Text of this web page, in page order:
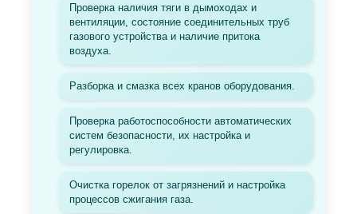
Проверка наличия тяги в дымоходах и
вентиляции, состояние соединительных труб
газового устройства и наличие притока
воздуха.
Разборка и смазка всех кранов оборудования.
Проверка работоспособности автоматических
систем безопасности, их настройка и
регулировка.
Очистка горелок от загрязнений и настройка
процессов сжигания газа.